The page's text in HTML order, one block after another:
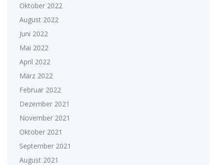
Oktober 2022
August 2022
Juni 2022
Mai 2022
April 2022
März 2022
Februar 2022
Dezember 2021
November 2021
Oktober 2021
September 2021
August 2021